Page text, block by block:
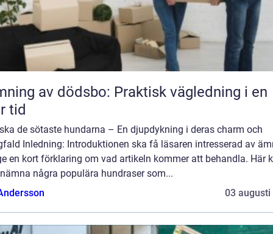
av dödsbo: Praktisk vägledning i en
tid
de sötaste hundarna – En djupdykning i deras charm och
Inledning: Introduktionen ska få läsaren intresserad av
en kort förklaring om vad artikeln kommer att behandla. Här
några populära hundraser som...
03 augusti